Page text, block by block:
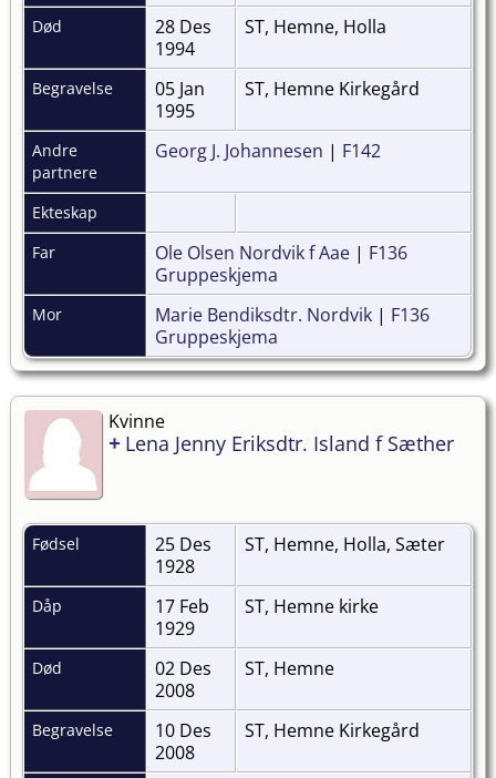
Død
28 Des
1994
ST, Hemne, Holla
Begravelse
05 Jan
1995
ST, Hemne Kirkegård
Andre
partnere
Georg J. Johannesen | F142
Ekteskap
Far
Ole Olsen Nordvik f Aae | F136
Gruppeskjema
Mor Marie Bendiksdtr. Nordvik | F136
Gruppeskjema
Kvinne
+ Lena Jenny Eriksdtr. Island f Sæther
Fødsel
25 Des
1928
ST, Hemne, Holla, Sæter
Dåp
17 Feb
1929
ST, Hemne kirke
Død
02 Des
2008
ST, Hemne
Begravelse
10 Des
2008
ST, Hemne Kirkegård